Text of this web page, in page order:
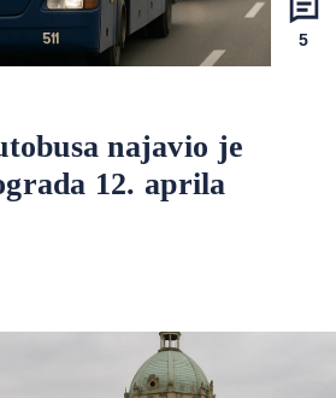
5
najavio je
12. aprila